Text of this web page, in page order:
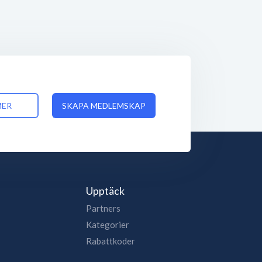
SKAPA MEDLEMSKAP
Upptäck
Partners
Kategorier
Rabattkoder